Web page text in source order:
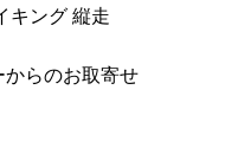
キング 縦走
らのお取寄せ